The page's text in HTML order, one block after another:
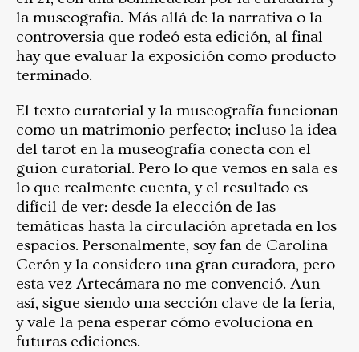
la museografía. Más allá de la narrativa o la
controversia que rodeó esta edición, al final
hay que evaluar la exposición como producto
terminado.
El texto curatorial y la museografía funcionan
como un matrimonio perfecto; incluso la idea
del tarot en la museografía conecta con el
guion curatorial. Pero lo que vemos en sala es
lo que realmente cuenta, y el resultado es
difícil de ver: desde la elección de las
temáticas hasta la circulación apretada en los
espacios. Personalmente, soy fan de Carolina
Cerón y la considero una gran curadora, pero
esta vez Artecámara no me convenció. Aun
así, sigue siendo una sección clave de la feria,
y vale la pena esperar cómo evoluciona en
futuras ediciones.